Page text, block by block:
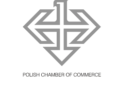
NASI EKSPERCI
GALERIA
SĄD ARBITRAŻOWY